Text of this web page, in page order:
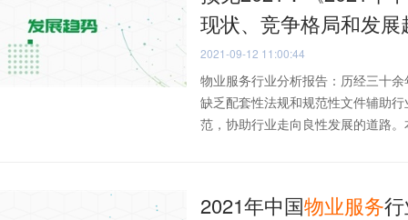
现状、竞争格局和发展
2021-09-12 11:00:44
物业服务行业分析报告：历经三十
缺乏配套性法规和规范性文件辅助
范，协助行业走向良性发展的道路
2021年中国物业服务